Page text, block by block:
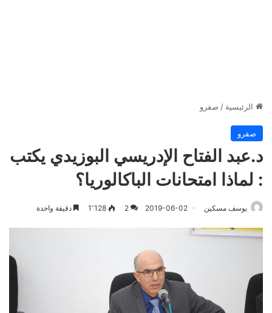
الرئيسية / صفرو
صفرو
د.عبد الفتاح الإدريسي البوزيدي يكتب
: لماذا امتحانات الباكالوريا؟
يوسف مسكين 2019-06-02
2 1٬128 دقيقة واحدة